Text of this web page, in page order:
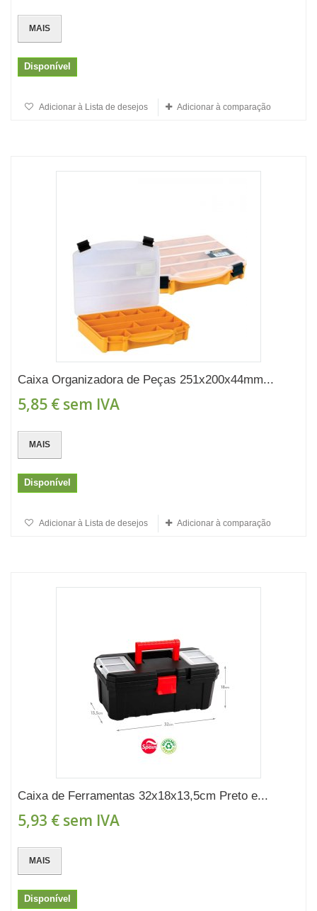
MAIS
Disponível
Adicionar à Lista de desejos Adicionar à comparação
Caixa Organizadora de Peças 251x200x44mm...
5,85 € sem IVA
MAIS
Disponível
Adicionar à Lista de desejos Adicionar à comparação
Caixa de Ferramentas 32x18x13,5cm Preto e...
5,93 € sem IVA
MAIS
Disponível